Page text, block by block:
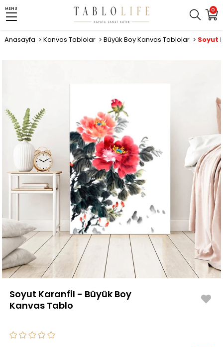
0
MENU
Anasayfa Kanvas Tablolar Büyük Boy Kanvas Tablolar Soyut
Soyut Karanfil - Büyük Boy
Kanvas Tablo